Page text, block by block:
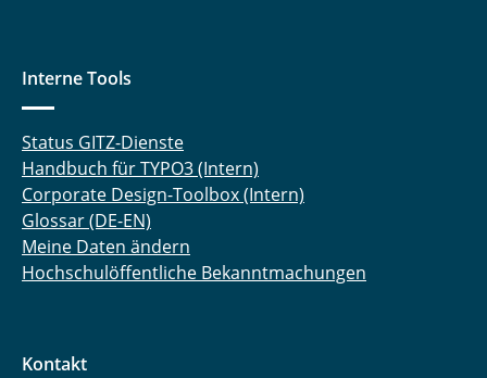
Interne Tools
Status GITZ-Dienste
Handbuch für TYPO3 (Intern)
Corporate Design-Toolbox (Intern)
Glossar (DE-EN)
Meine Daten ändern
Hochschulöffentliche Bekanntmachungen
Kontakt